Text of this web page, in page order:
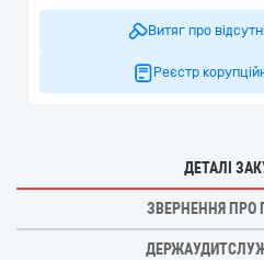
Витяг про
Реєстр
ДЕТАЛІ
ЗВЕРНЕННЯ ПРО